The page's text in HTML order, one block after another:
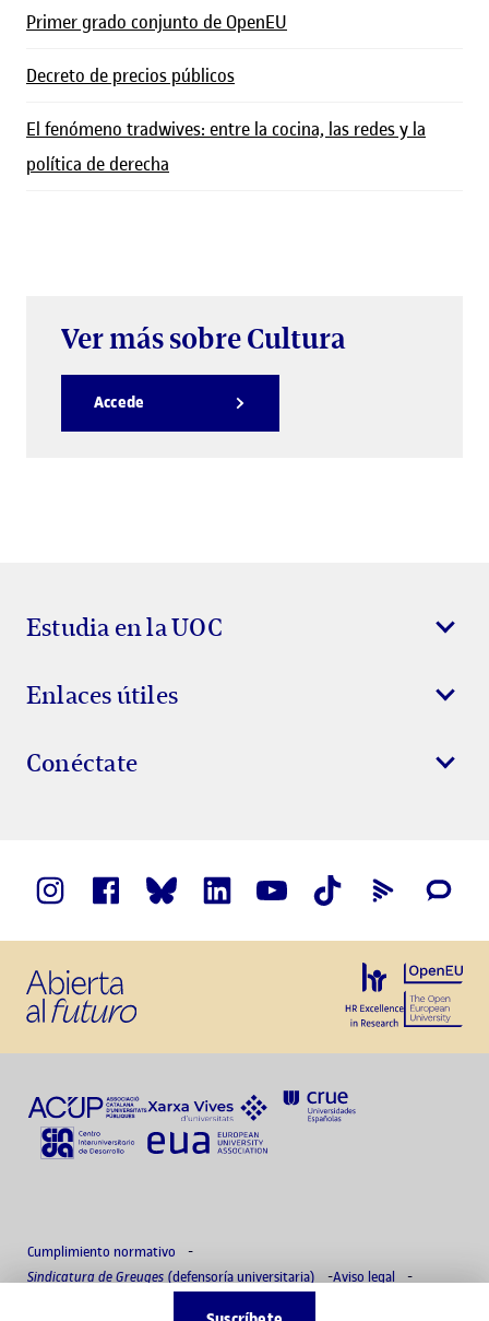
Primer grado conjunto de OpenEU
Decreto de precios públicos
El fenómeno tradwives: entre la cocina, las redes y la
política de derecha
Ver más sobre Cultura
Accede
Estudia en la UOC
Enlaces útiles
Conéctate
Cumplimiento normativo
Sindicatura de Greuges (defensoría universitaria)
Aviso legal